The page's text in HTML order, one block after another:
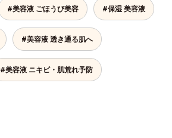
#美容液 ごほうび美容 #保湿 美容液
#美容液 透き通る肌へ
#美容液 ニキビ・肌荒れ予防